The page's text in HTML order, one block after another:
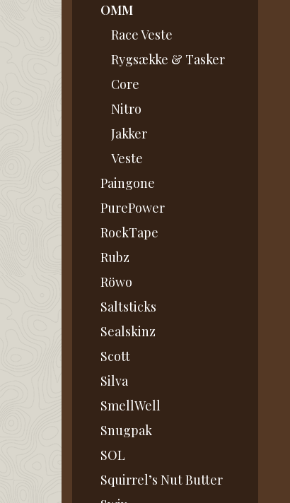
OMM
Race Veste
Rygsække & Tasker
Core
Nitro
Jakker
Veste
Paingone
PurePower
RockTape
Rubz
Röwo
Saltsticks
Sealskinz
Scott
Silva
SmellWell
Snugpak
SOL
Squirrel’s Nut Butter